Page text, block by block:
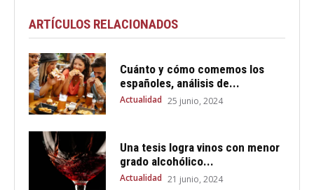
ARTÍCULOS RELACIONADOS
Cuánto y cómo comemos los
españoles, análisis de...
Actualidad 25 junio, 2024
Una tesis logra vinos con menor
grado alcohólico...
Actualidad 21 junio, 2024